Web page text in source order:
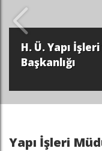
H. Ü. Yapı
Başkanlığı
Yapı İşleri